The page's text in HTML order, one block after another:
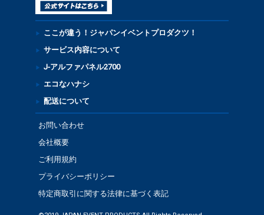
ここが違う！ジャパンイベントプロダクツ！
サービス内容について
J-アルファパネル2700
エコなハナシ
配送について
お問い合わせ
会社概要
ご利用規約
プライバシーポリシー
特定商取引に関する法律に基づく表記